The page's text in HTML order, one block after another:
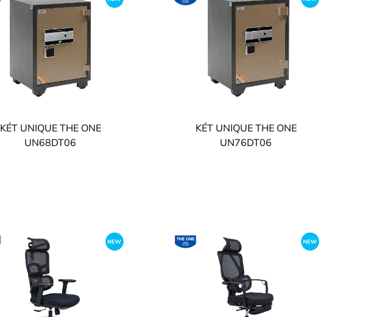
KÉT UNIQUE THE ONE
UN68DT06
KÉT UNIQUE THE ONE
UN76DT06